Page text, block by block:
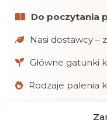
Do poczytania
Nasi dostawcy –
Główne gatunki
Rodzaje palenia